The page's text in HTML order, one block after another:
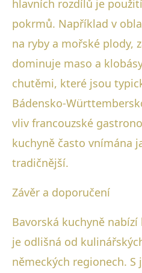
hlavních rozdílů je
pokrmů. Například v
na ryby a mořské plody,
dominuje maso a
chutěmi, které jsou
Bádensko-
vliv francouzské
kuchyně často vnímána
tradičnější.
Závěr a doporučení
Bavorská kuchyně
je odlišná od
německých regionech.